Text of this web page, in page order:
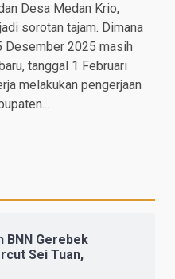
Desa Medan Krio,
sorotan tajam. Dimana
Desember 2025 masih
tanggal 1 Februari
melakukan pengerjaan
BNN Gerebek
Sei Tuan,